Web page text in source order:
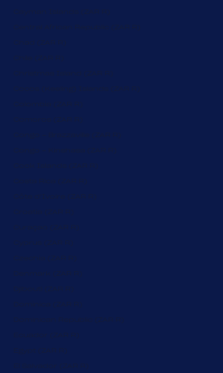
Cayman Islands (ZAR R)
Central African Republic (ZAR R)
Chad (ZAR R)
Chile (ZAR R)
Christmas Island (ZAR R)
Cocos (Keeling) Islands (ZAR R)
Colombia (ZAR R)
Comoros (ZAR R)
Congo - Brazzaville (ZAR R)
Congo - Kinshasa (ZAR R)
Cook Islands (ZAR R)
Costa Rica (ZAR R)
Côte d’Ivoire (ZAR R)
Croatia (ZAR R)
Curaçao (ZAR R)
Cyprus (ZAR R)
Czechia (ZAR R)
Denmark (ZAR R)
Djibouti (ZAR R)
Dominica (ZAR R)
Dominican Republic (ZAR R)
Ecuador (ZAR R)
Egypt (ZAR R)
El Salvador (ZAR R)